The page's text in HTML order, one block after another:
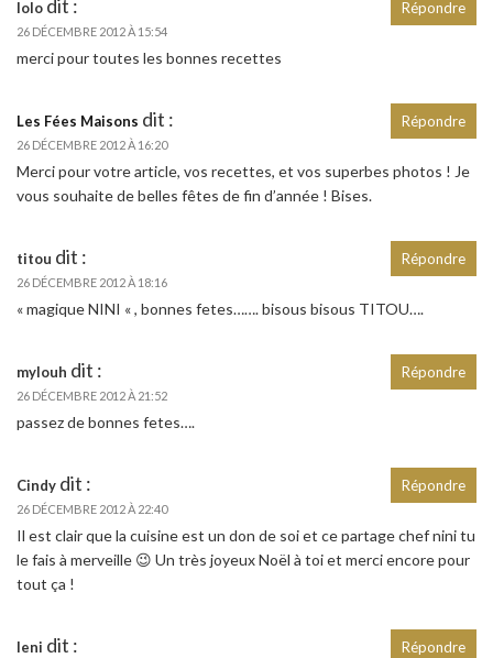
lolo dit :
26 DÉCEMBRE 2012 À 15:54
merci pour toutes les bonnes recettes
Répondre
Les Fées Maisons dit :
26 DÉCEMBRE 2012 À 16:20
Merci pour votre article, vos recettes, et vos superbes photos ! Je
vous souhaite de belles fêtes de fin d’année ! Bises.
Répondre
titou dit :
26 DÉCEMBRE 2012 À 18:16
« magique NINI « , bonnes fetes……. bisous bisous TITOU….
Répondre
mylouh dit :
26 DÉCEMBRE 2012 À 21:52
passez de bonnes fetes….
Répondre
Cindy dit :
26 DÉCEMBRE 2012 À 22:40
Il est clair que la cuisine est un don de soi et ce partage chef nini tu
le fais à merveille 😉 Un très joyeux Noël à toi et merci encore pour
tout ça !
Répondre
leni dit : Répondre